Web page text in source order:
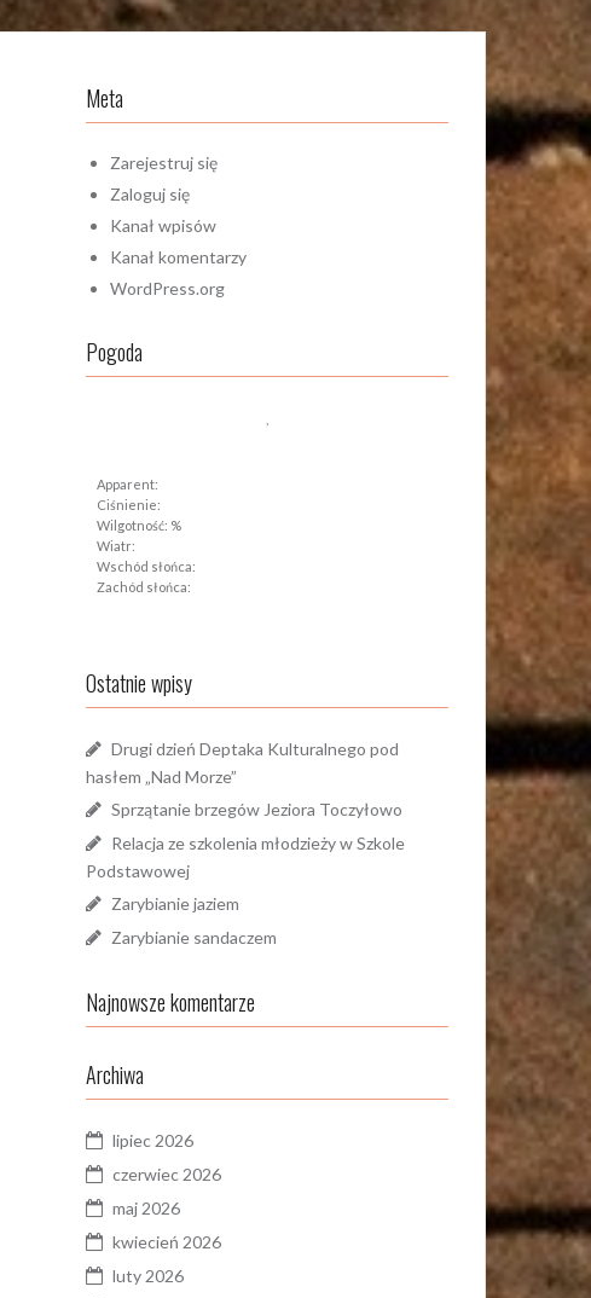
Meta
Zarejestruj się
Zaloguj się
Kanał wpisów
Kanał komentarzy
WordPress.org
Pogoda
Apparent:
Ciśnienie:
Wilgotność: %
Wiatr:
Wschód słońca:
Zachód słońca:
Ostatnie wpisy
Drugi dzień Deptaka Kulturalnego pod
hasłem „Nad Morze”
Sprzątanie brzegów Jeziora Toczyłowo
Relacja ze szkolenia młodzieży w Szkole
Podstawowej
Zarybianie jaziem
Zarybianie sandaczem
Najnowsze komentarze
Archiwa
lipiec 2026
czerwiec 2026
maj 2026
kwiecień 2026
luty 2026